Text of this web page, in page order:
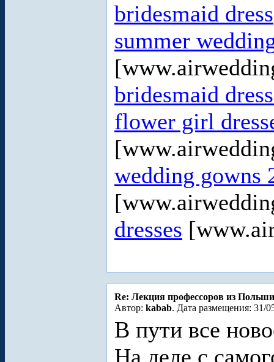
bridesmaid dress
summer
bridesmaid
flower girl
wedding gowns
dresses
Re: Лекция профессоров из Польши
Автор: kabab. Дата размещения: 31/
В пути все
На деле с